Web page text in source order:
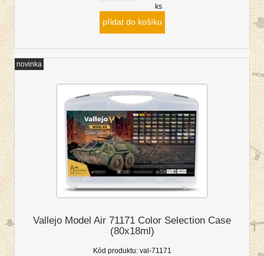
ks
přidat do košíku
Vallejo Model Air 71171 Color Selection Case
(80x18ml)
Kód produktu: val-71171
novinka